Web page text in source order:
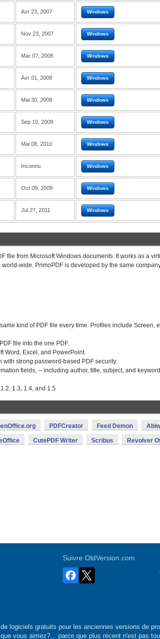
Avr 23, 2007 Windows
Nov 23, 2007 Windows
Mar 07, 2008 Windows
Avr 01, 2008 Windows
Mai 30, 2008 Windows
Sep 10, 2008 Windows
Mai 08, 2010 Windows
Inconnu Windows
Oct 09, 2009 Windows
Jul 27, 2011 Windows
file from Microsoft Windows documents. It works as a
wide. PrimoPDF is developed by the same
kind of PDF file every time. Profiles include Screen,
file into the one PDF.
Word, Excel, and PowerPoint.
with strong password-based PDF security.
fields, -- including author, title, subject, and
1.3, 1.4, and 1.5
PDFCreator Feed Demon
CutePDF Writer Scribus Revolver
Suivre OldVersion.com
logiciels gratuits pour les anciennes versions de
vous aimez?... parce que plus récent n'est pas